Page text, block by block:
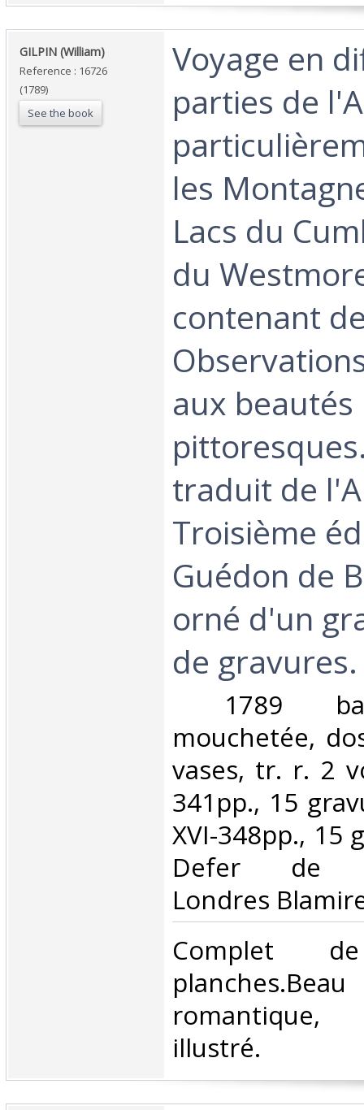
‎GILPIN (William)‎
Reference : 16726
(1789)
See the book
‎Voyage en
parties de
les
Lacs du
du
contenant
aux beautés
traduit de
Troisième
Guédon de
orné d'un
de gravures.‎
1789
mouchetée,
vases, tr. r. 2
341pp., 15
XVI-348pp., 15
Defer de
Londres
‎Complet
romantique,
illustré. ‎